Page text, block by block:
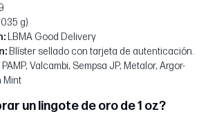
g)
LBMA Good Delivery
Blíster sellado con tarjeta de autenticación.
PAMP, Valcambi, Sempsa JP, Metalor, Argor-
Mint
un lingote de oro de 1 oz?